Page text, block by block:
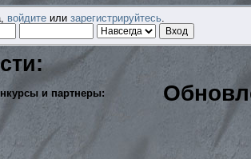
войдите илизарегистрируйтесь
и партнеры: